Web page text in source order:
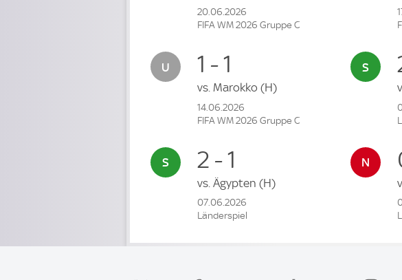
20.06.2026
FIFA WM 2026 Gruppe C
1 - 1
vs. Marokko (H)
14.06.2026
FIFA WM 2026 Gruppe C
2 - 1
vs. Ägypten (H)
07.06.2026
Länderspiel